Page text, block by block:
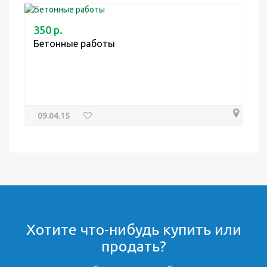
350 р.
Бетонные работы
09.04.15
Хотите что-нибудь купить или
продать?